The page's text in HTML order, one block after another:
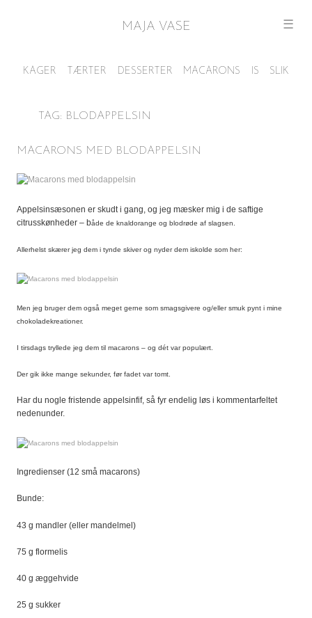
MAJA VASE ☰
TAG: BLODAPPELSIN
MACARONS MED BLODAPPELSIN
Appelsinsæsonen er skudt i gang, og jeg mæsker mig i de saftige
citrusskønheder – både de knaldorange og blodrøde af slagsen.
Allerhelst skærer jeg dem i tynde skiver og nyder dem iskolde som her:
Men jeg bruger dem også meget gerne som smagsgivere og/eller smuk pynt i mine
chokoladekreationer.
I tirsdags tryllede jeg dem til macarons – og dét var populært.
Der gik ikke mange sekunder, før fadet var tomt.
Har du nogle fristende appelsinfif, så fyr endelig løs i kommentarfeltet
nedenunder.
Ingredienser (12 små macarons)
Bunde:
43 g mandler (eller mandelmel)
75 g flormelis
40 g æggehvide
25 g sukker